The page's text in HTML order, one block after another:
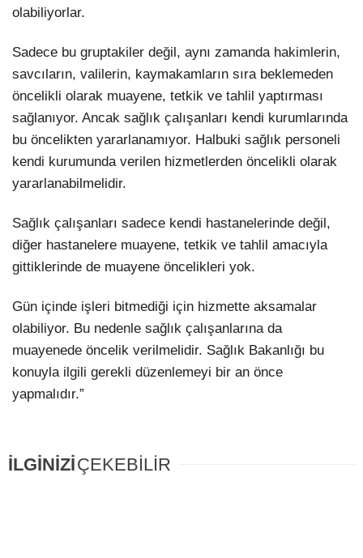
olabiliyorlar.
Sadece bu gruptakiler değil, aynı zamanda hakimlerin,
savcıların, valilerin, kaymakamların sıra beklemeden
öncelikli olarak muayene, tetkik ve tahlil yaptırması
sağlanıyor. Ancak sağlık çalışanları kendi kurumlarında
bu öncelikten yararlanamıyor. Halbuki sağlık personeli
kendi kurumunda verilen hizmetlerden öncelikli olarak
yararlanabilmelidir.
Sağlık çalışanları sadece kendi hastanelerinde değil,
diğer hastanelere muayene, tetkik ve tahlil amacıyla
gittiklerinde de muayene öncelikleri yok.
Gün içinde işleri bitmediği için hizmette aksamalar
olabiliyor. Bu nedenle sağlık çalışanlarına da
muayenede öncelik verilmelidir. Sağlık Bakanlığı bu
konuyla ilgili gerekli düzenlemeyi bir an önce
yapmalıdır.”
İLGİNİZİÇEKEBİLİR